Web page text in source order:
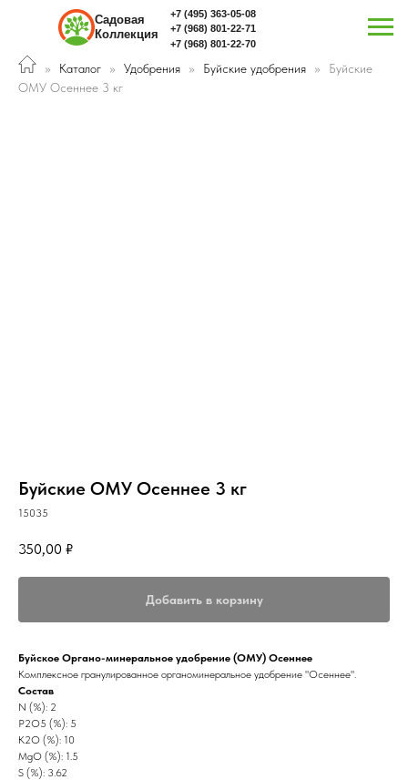
+7 (495) 363-05-08
+7 (968) 801-22-71
Садовая
Коллекция
+7 (968) 801-22-70
Каталог Удобрения Буйские удобрения
Буйские
ОМУ Осеннее 3 кг
Буйские ОМУ Осеннее 3 кг
15035
350,00 ₽
Добавить в корзину
Буйское Органо-минеральное удобрение (ОМУ) Осеннее
Комплексное гранулированное органоминеральное удобрение "Осеннее".
Состав
N (%): 2
P2O5 (%): 5
K2O (%): 10
MgO (%): 1.5
S (%): 3.62